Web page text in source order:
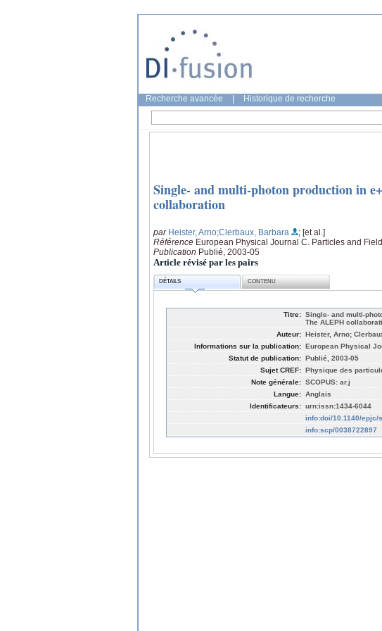
Recherche avancée Historique de recherche
Single- and multi-photon production in
collaboration
par Heister, Arno;Clerbaux, Barbara
; [et al.]
Référence European Physical Journal C. Particles and
Publication Publié, 2003-05
Article révisé par les pairs
DÉTAILS CONTENU
Titre: Single- and multi-
The ALEPH
Auteur: Heister, Arno;
Informations sur la publication: European Physical
Statut de publication: Publié, 2003-05
Sujet CREF: Physique des
Note générale: SCOPUS: ar.j
Langue: Anglais
Identificateurs: urn:issn:1434-6044
info:doi/10.1140/epjc/
info:scp/0038722897